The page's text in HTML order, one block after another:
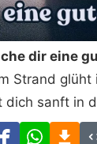
dir eine
Strand
dich sanft in